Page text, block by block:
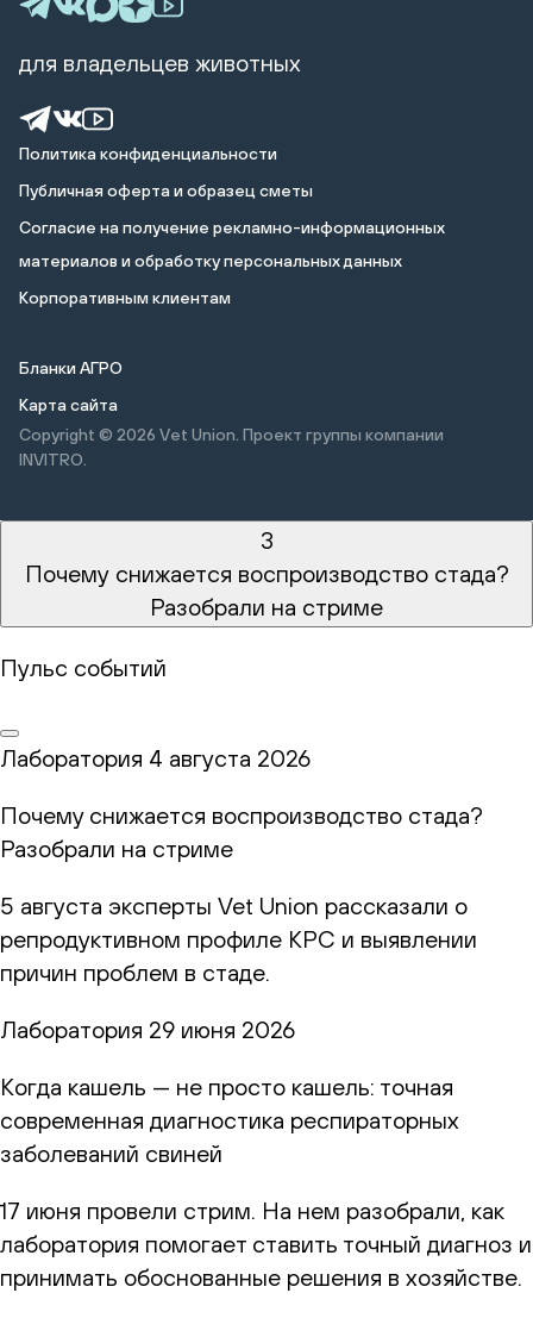
Политика конфиденциальности
Публичная оферта и образец сметы
Cогласие на получение рекламно-информационных
материалов и обработку персональных данных
Корпоративным клиентам
Бланки АГРО
Карта сайта
Copyright © 2026 Vet Union. Проект группы компании
INVITRO.
для владельцев животных
3
Почему снижается воспроизводство стада?
Разобрали на стриме
Пульс событий
Лаборатория 4 августа 2026
Почему снижается воспроизводство стада?
Разобрали на стриме
5 августа эксперты Vet Union рассказали о
репродуктивном профиле КРС и выявлении
причин проблем в стаде.
Лаборатория 29 июня 2026
Когда кашель — не просто кашель: точная
современная диагностика респираторных
заболеваний свиней
17 июня провели стрим. На нем разобрали, как
лаборатория помогает ставить точный диагноз и
принимать обоснованные решения в хозяйстве.